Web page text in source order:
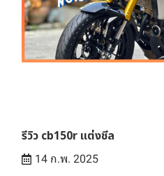
รีวิว cb150r แต่งชีล
14 ก.พ. 2025